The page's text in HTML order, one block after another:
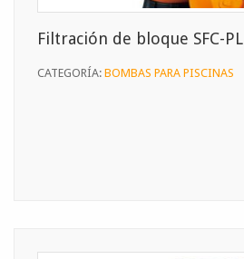
Filtración de bloque SFC-PL
CATEGORÍA: BOMBAS PARA PISCINAS